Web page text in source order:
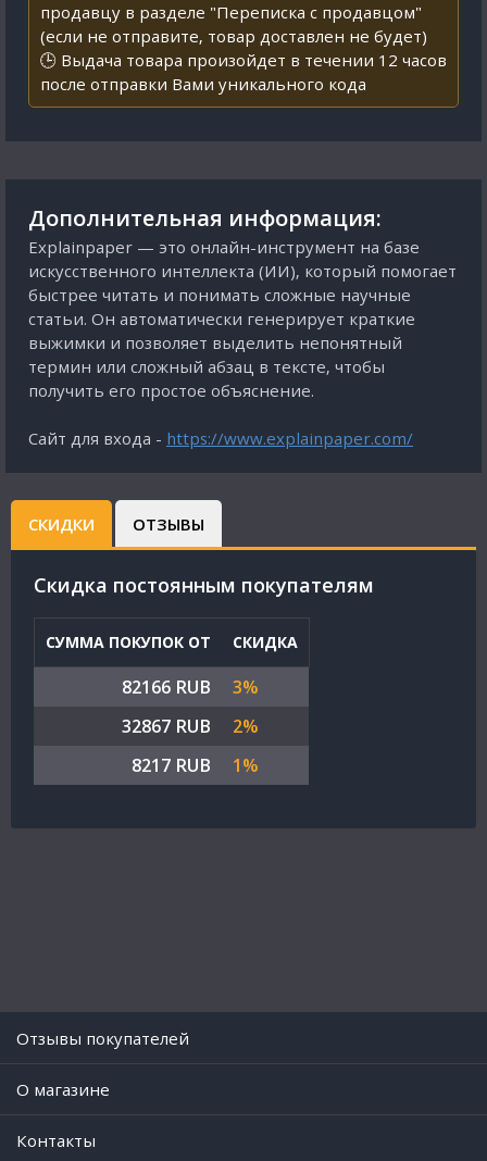
продавцу в разделе "Переписка с продавцом"
(если не отправите, товар доставлен не будет)
🕒 Выдача товара произойдет в течении 12 часов
после отправки Вами уникального кода
Дополнительная информация:
Explainpaper — это онлайн-инструмент на базе
искусственного интеллекта (ИИ), который помогает
быстрее читать и понимать сложные научные
статьи. Он автоматически генерирует краткие
выжимки и позволяет выделить непонятный
термин или сложный абзац в тексте, чтобы
получить его простое объяснение.
Сайт для входа - https://www.explainpaper.com/
СКИДКИ ОТЗЫВЫ
Cкидка постоянным покупателям
СУММА ПОКУПОК ОТ СКИДКА
82166 RUB
3%
32867 RUB
2%
8217 RUB
1%
Отзывы покупателей
O магазине
Контакты